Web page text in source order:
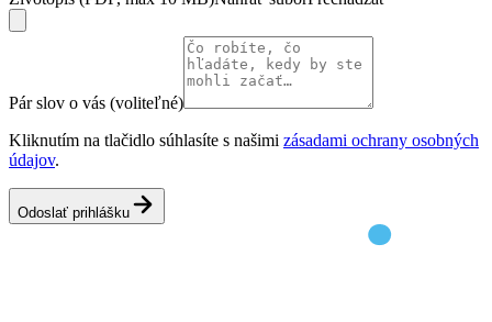
Pár slov o vás (voliteľné)
Kliknutím na tlačidlo súhlasíte s našimi zásadami ochrany osobných
údajov.
Odoslať prihlášku